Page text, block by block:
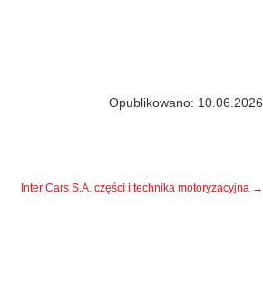
Opublikowano: 10.06.2026
Inter Cars S.A. części i technika motoryzacyjna →